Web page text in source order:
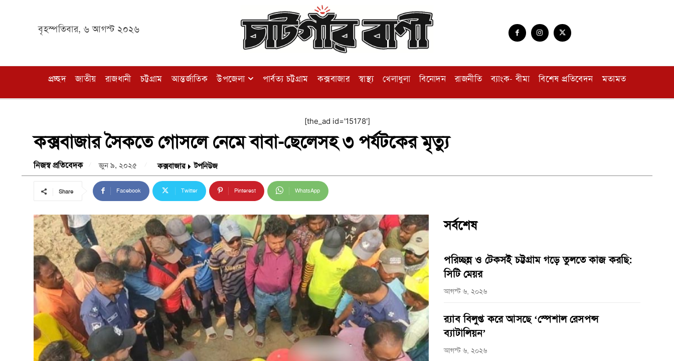
বৃহস্পতিবার, ৬ আগস্ট ২০২৬
প্রচ্ছদ জাতীয় রাজধানী চট্টগ্রাম আন্তর্জাতিক উপজেলা পার্বত্য চট্টগ্রাম কক্সবাজার স্বাস্থ্য খেলাধুলা বিনোদন রাজনীতি ব্যাংক- বীমা বিশেষ প্রতিবেদন মতামত
[the_ad id='15178']
কক্সবাজার সৈকতে গোসলে নেমে বাবা-ছেলেসহ ৩ পর্যটকের মৃত্যু
নিজস্ব প্রতিবেদক জুন ৯, ২০২৫ কক্সবাজার টপনিউজ
Share Facebook Twitter Pinterest WhatsApp
সর্বশেষ
পরিচ্ছন্ন ও টেকসই চট্টগ্রাম গড়ে তুলতে কাজ করছি:
সিটি মেয়র
আগস্ট ৬, ২০২৬
র‌্যাব বিলুপ্ত করে আসছে ‘স্পেশাল রেসপন্স
ব্যাটালিয়ন’
আগস্ট ৬, ২০২৬